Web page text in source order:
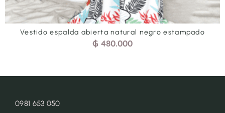
Vestido espalda abierta natural negro estampado
₲ 480.000
0981 653 050